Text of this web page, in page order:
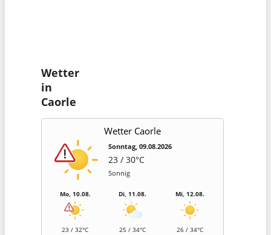
Wetter
in
Caorle
Wetter Caorle
Sonntag, 09.08.2026
23 / 30°C
Sonnig
Mo, 10.08.
23 / 32°C
Di, 11.08.
25 / 34°C
Mi, 12.08.
26 / 34°C